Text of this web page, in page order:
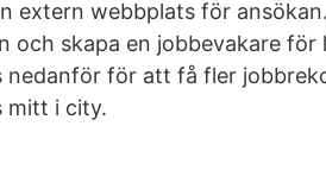
extern webbplats för
och skapa en jobbevakare för
nedanför för att få fler
mitt i city.